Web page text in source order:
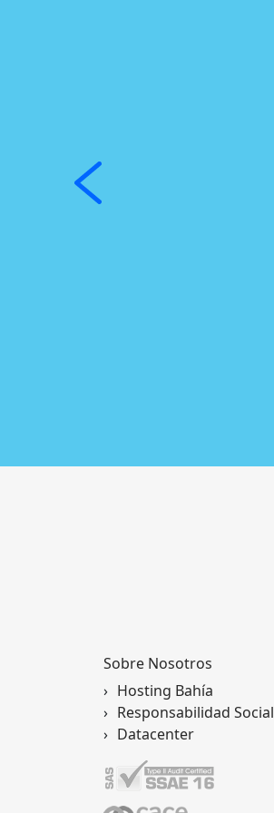
Sobre Nosotros
Hosting Bahía
Responsabilidad Social
Datacenter